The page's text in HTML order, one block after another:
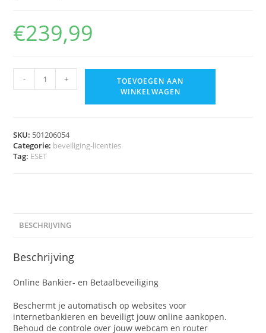
€239,99
- +
TOEVOEGEN AAN
WINKELWAGEN
SKU: 501206054
Categorie: beveiliging-licenties
Tag: ESET
BESCHRIJVING
Beschrijving
Online Bankier- en Betaalbeveiliging
Beschermt je automatisch op websites voor
internetbankieren en beveiligt jouw online aankopen.
Behoud de controle over jouw webcam en router